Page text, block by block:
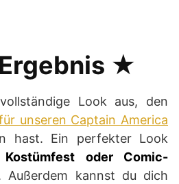
★
Look aus, den
unseren Captain America
hast. Ein perfekter Look
oder Comic-
Außerdem kannst du dich